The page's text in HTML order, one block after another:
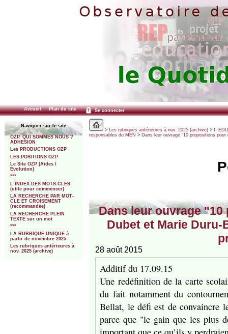
Accueil Plan du site Se connecter
Naviguer sur le site
OZP. QUI SOMMES NOUS ?
ADHESION
Les PRODUCTIONS OZP
LES POSITIONS OZP
Le Site OZP (Aides /
Evolution)
***
L’INDEX DES MOTS-CLES
(utile pour commencer)
LA RECHERCHE PAR MOT-
CLE ET CROISEMENT
(recommandée)
LA RECHERCHE PLEIN
TEXTE sur un mot
***
LA RUBRIQUE UNIQUE à
partir de novembre 2025
Les rubriques antérieures à
nov. 2025 (archive)
> Les rubriques antérieures à nov. 2025 (archive)> I-
responsables du MEN > Dans leur ouvrage "10 propositions
Dans leur ouvrage "10
Dubet et Marie
28 août 2015
Additif du 17.09.15
Une redéfinition de la carte
du fait notamment du
Bellat, le défi est de convaincre
parce que "le gain que les plus